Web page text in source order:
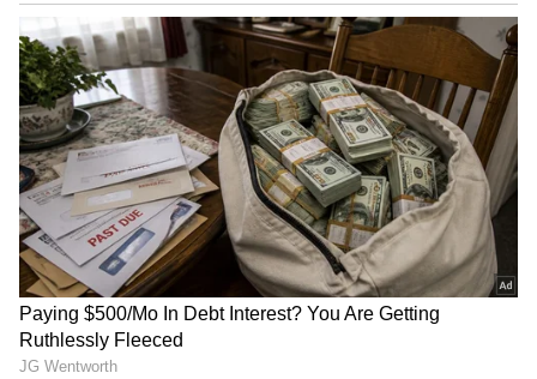
விலையும் ரொம்ப கம்மி
ஆபிஸ் போறவங்களுக்கு இதோட மைலேஜ்
ஒரு பெரிய ப்ளஸ். ஹீரோவோட i3S (ஐடல்
ஸ்டார்ட்-ஸ்டாப்) டெக்னாலஜி, டிராஃபிக்
சிக்னல்ல இன்ஜினை ஆட்டோமேட்டிக்கா
ஆஃப் பண்ணிடும். இதனால பெட்ரோல்
நல்லா மிச்சமாகும். இதோட
மெயின்டனன்ஸ் செலவும், ஸ்பேர் பார்ட்ஸ்
விலையும் மார்க்கெட்லயே ரொம்ப கம்மி.
சிம்பிளா, ஸ்ட்ராங்கா, வருஷக்கணக்குல